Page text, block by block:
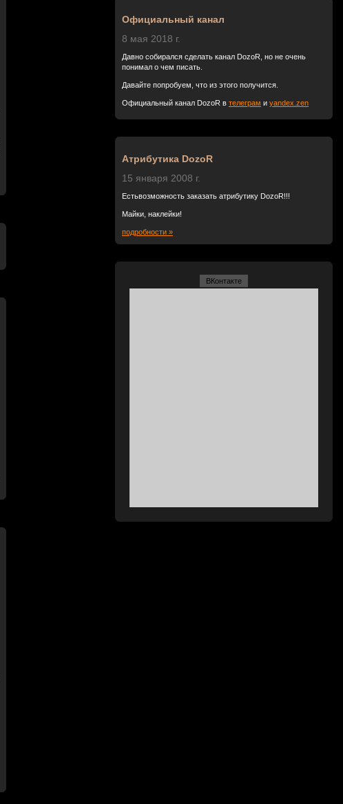
Официальный канал
8 мая 2018 г.
Давно собирался сделать канал DozoR, но не очень
понимал о чем писать.
Давайте попробуем, что из этого получится.
Официальный канал DozoR в телеграм и yandex.zen
Атрибутика DozoR
15 января 2008 г.
Естьвозможность заказать атрибутику DozoR!!!
Майки, наклейки!
подробности »
ВКонтакте